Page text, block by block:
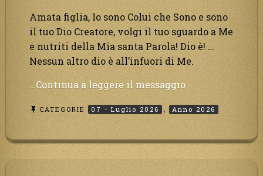
dolori.”
Amata figlia, Io sono Colui che Sono e sono
il tuo Dio Creatore, volgi il tuo sguardo a Me
e nutriti della Mia santa Parola! Dio è! …
Nessun altro dio è all’infuori di Me.
…Continua a leggere il messaggio“Ecco,
tempo
giunto
CATEGORIE 07 - Luglio 2026 Anno 2026